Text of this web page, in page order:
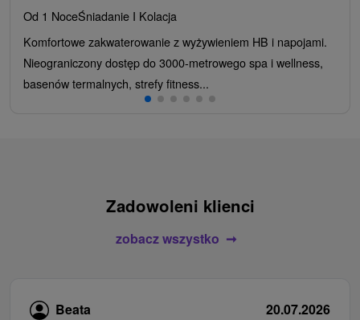
Od 1 NoceŚniadanie I Kolacja
Komfortowe zakwaterowanie z wyżywieniem HB i napojami.
Nieograniczony dostęp do 3000-metrowego spa i wellness,
basenów termalnych, strefy fitness...
Zadowoleni klienci
zobacz wszystko
Beata 20.07.2026